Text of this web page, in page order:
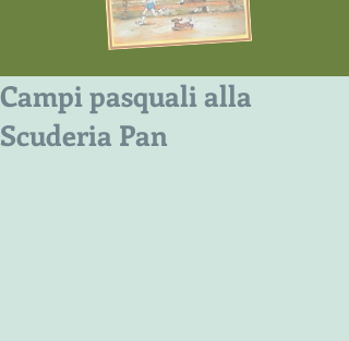
Campi pasquali alla
Scuderia Pan